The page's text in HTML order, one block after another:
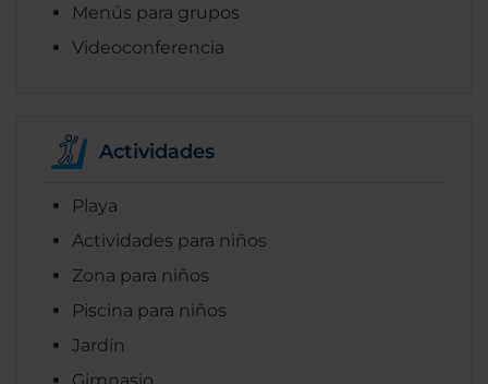
Menús para grupos
Videoconferencia
Actividades
Playa
Actividades para niños
Zona para niños
Piscina para niños
Jardín